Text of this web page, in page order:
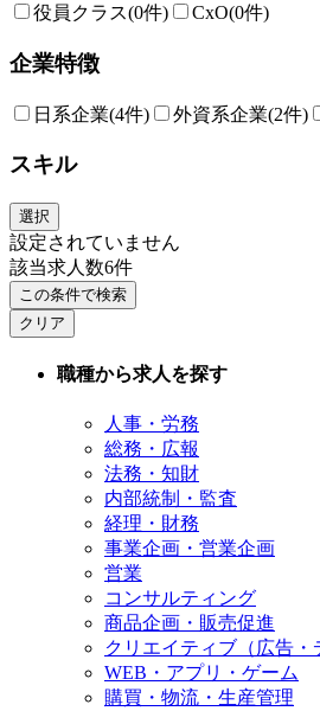
役員クラス(0件) CxO(0件)
企業特徴
日系企業(4件) 外資系企業(2件)
スキル
選択
設定されていません
該当求人数6件
この条件で検索
クリア
職種から求人を探す
人事・労務
総務・広報
法務・知財
内部統制・監査
経理・財務
事業企画・営業企画
営業
コンサルティング
商品企画・販売促進
クリエイティブ（広告・
WEB・アプリ・ゲーム
購買・物流・生産管理